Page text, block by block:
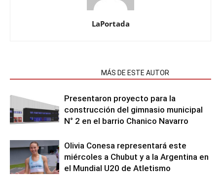
LaPortada
MÁS DE ESTE AUTOR
Presentaron proyecto para la
construcción del gimnasio municipal
N° 2 en el barrio Chanico Navarro
Olivia Conesa representará este
miércoles a Chubut y a la Argentina en
el Mundial U20 de Atletismo